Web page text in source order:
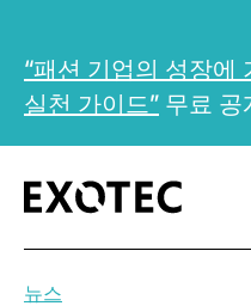
“패션 기업의 성장에
실천 가이드” 무료 공
뉴스